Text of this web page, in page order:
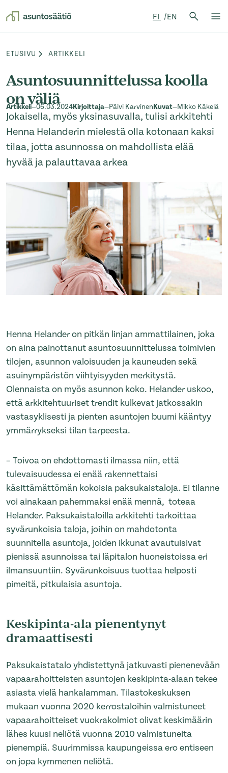
FI EN
Hae:
Browse:
ETUSIVU ARTIKKELI
Asuntosuunnittelussa koolla
on väliä
Artikkeli—06.03.2024Kirjoittaja—Päivi KarvinenKuvat—Mikko Käkelä
Jokaisella, myös yksinasuvalla, tulisi arkkitehti
Henna Helanderin mielestä olla kotonaan kaksi
tilaa, jotta asunnossa on mahdollista elää
hyvää ja palauttavaa arkea
Henna Helander on pitkän linjan ammattilainen, joka
on aina painottanut asuntosuunnittelussa toimivien
tilojen, asunnon valoisuuden ja kauneuden sekä
asuinympäristön viihtyisyyden merkitystä.
Olennaista on myös asunnon koko. Helander uskoo,
että arkkitehtuuriset trendit kulkevat jatkossakin
vastasyklisesti ja pienten asuntojen buumi kääntyy
ymmärrykseksi tilan tarpeesta.
– Toivoa on ehdottomasti ilmassa niin, että
tulevaisuudessa ei enää rakennettaisi
käsittämättömän kokoisia paksukaistaloja. Ei tilanne
voi ainakaan pahemmaksi enää mennä, toteaa
Helander. Paksukaistaloilla arkkitehti tarkoittaa
syvärunkoisia taloja, joihin on mahdotonta
suunnitella asuntoja, joiden ikkunat avautuisivat
pienissä asunnoissa tai läpitalon huoneistoissa eri
ilmansuuntiin. Syvärunkoisuus tuottaa helposti
pimeitä, pitkulaisia asuntoja.
Keskipinta-ala pienentynyt
dramaattisesti
Paksukaistatalo yhdistettynä jatkuvasti pienenevään
vapaarahoitteisten asuntojen keskipinta-alaan tekee
asiasta vielä hankalamman. Tilastokeskuksen
mukaan vuonna 2020 kerrostaloihin valmistuneet
vapaarahoitteiset vuokrakolmiot olivat keskimäärin
lähes kuusi neliötä vuonna 2010 valmistuneita
pienempiä. Suurimmissa kaupungeissa ero entiseen
on jopa kymmenen neliötä.